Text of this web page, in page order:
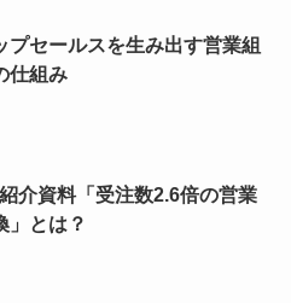
プセールスを生み出す営業組
仕組み
介資料「受注数2.6倍の営業
」とは？